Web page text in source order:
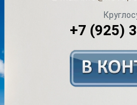
+7 (925)